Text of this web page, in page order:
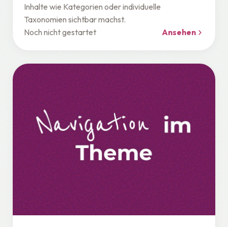
Inhalte wie Kategorien oder individuelle
Taxonomien sichtbar machst.
Noch nicht gestartet
Ansehen